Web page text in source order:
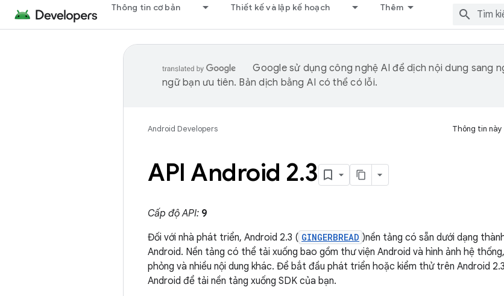
Thông tin cơ bản Thiết kế và lập kế hoạch Thêm
Google sử dụng công nghệ AI để dịch nội dung sang
ngữ bạn ưu tiên. Bản dịch bằng AI có thể có lỗi.
Android Developers Thông tin này
API Android 2.3
Cấp độ API: 9
Đối với nhà phát triển, Android 2.3 ( GINGERBREAD )nền tảng có sẵn dưới dạng
Android. Nền tảng có thể tải xuống bao gồm thư viện Android và hình ảnh hệ
phỏng và nhiều nội dung khác. Để bắt đầu phát triển hoặc kiểm thử trên Android
Android để tải nền tảng xuống SDK của bạn.